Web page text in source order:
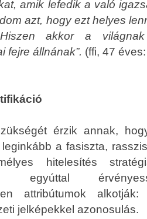
amik lefedik a való
azt, hogy ezt helyes
akkor a
fejre állnának”. (ffi, 47
érzik annak,
a fasiszta,
hitelesítés
egyúttal
attribútumok
jelképekkel azonosulás.